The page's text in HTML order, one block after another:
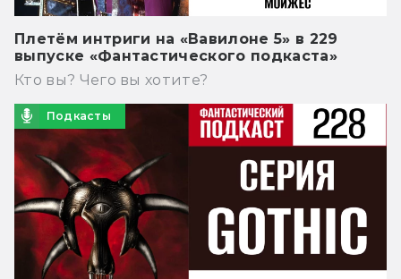
Плетём интриги на «Вавилоне 5» в 229
выпуске «Фантастического подкаста»
Кто вы? Чего вы хотите?
Подкасты